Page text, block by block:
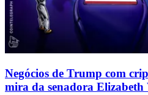
Negócios de Trump com
mira da senadora Elizabeth